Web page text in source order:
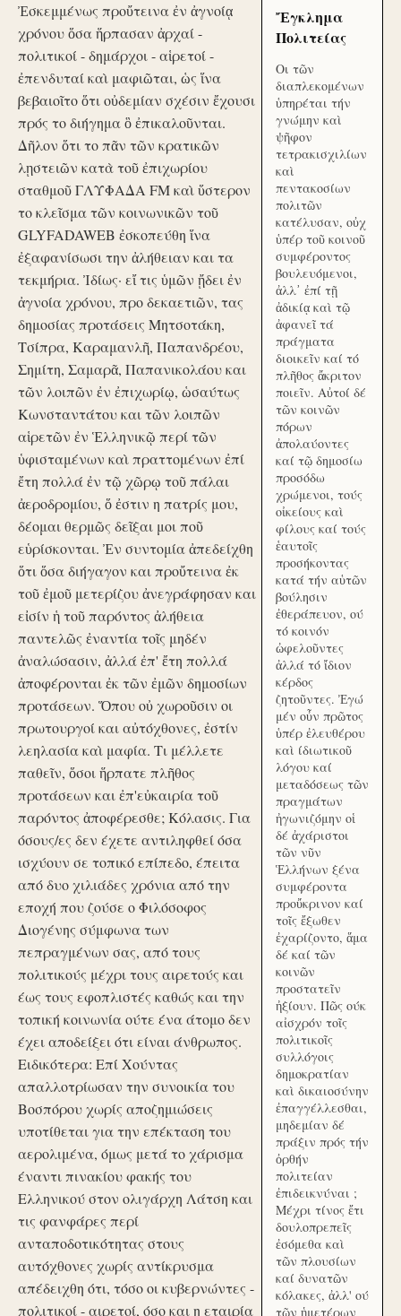
Ἐσκεμμένως προὔτεινα ἐν ἀγνοίᾳ
χρόνου ὅσα ἥρπασαν ἀρχαί -
πολιτικοί - δημάρχοι - αἱρετοί -
ἐπενδυταί καὶ μαφιῶται, ὡς ἵνα
βεβαιοῖτο ὅτι οὐδεμίαν σχέσιν ἔχουσι
πρός το διήγημα ὃ ἐπικαλοῦνται.
Δῆλον ὅτι το πᾶν τῶν κρατικῶν
λῃστειῶν κατὰ τοῦ ἐπιχωρίου
σταθμοῦ ΓΛΥΦΑΔΑ FM καὶ ὕστερον
το κλεῖσμα τῶν κοινωνικῶν τοῦ
GLYFADAWEB ἐσκοπεύθη ἵνα
ἐξαφανίσωσι την ἀλήθειαν και τα
τεκμήρια. Ἰδίως· εἴ τις ὑμῶν ᾔδει ἐν
ἀγνοία χρόνου, προ δεκαετιῶν, τας
δημοσίας προτάσεις Μητσοτάκη,
Τσίπρα, Καραμανλῆ, Παπανδρέου,
Σημίτη, Σαμαρᾶ, Παπανικολάου και
τῶν λοιπῶν ἐν ἐπιχωρίῳ, ὡσαύτως
Κωνσταντάτου και τῶν λοιπῶν
αἱρετῶν ἐν Ἑλληνικῷ περί τῶν
ὑφισταμένων καὶ πραττομένων ἐπί
ἔτη πολλά ἐν τῷ χῶρῳ τοῦ πάλαι
ἀεροδρομίου, ὅ ἐστιν η πατρίς μου,
δέομαι θερμῶς δεῖξαι μοι ποῦ
εὑρίσκονται. Ἐν συντομία ἀπεδείχθη
ὅτι ὅσα διήγαγον και προὔτεινα ἐκ
τοῦ ἐμοῦ μετερίζου ἀνεγράφησαν και
εἰσίν ἡ τοῦ παρόντος ἀλήθεια
παντελῶς ἐναντία τοῖς μηδέν
ἀναλώσασιν, ἀλλά ἐπ' ἔτη πολλά
ἀποφέρονται ἐκ τῶν ἐμῶν δημοσίων
προτάσεων. Ὅπου οὐ χωροῦσιν οι
πρωτουργοί και αὐτόχθονες, ἐστίν
λεηλασία καὶ μαφία. Τι μέλλετε
παθεῖν, ὅσοι ἥρπατε πλῆθος
προτάσεων και ἐπ'εὐκαιρία τοῦ
παρόντος ἀποφέρεσθε; Κόλασις. Για
όσους/ες δεν έχετε αντιληφθεί όσα
ισχύουν σε τοπικό επίπεδο, έπειτα
από δυο χιλιάδες χρόνια από την
εποχή που ζούσε ο Φιλόσοφος
Διογένης σύμφωνα των
πεπραγμένων σας, από τους
πολιτικούς μέχρι τους αιρετούς και
έως τους εφοπλιστές καθώς και την
τοπική κοινωνία ούτε ένα άτομο δεν
έχει αποδείξει ότι είναι άνθρωπος.
Ειδικότερα: Επί Χούντας
απαλλοτρίωσαν την συνοικία του
Βοσπόρου χωρίς αποζημιώσεις
υποτίθεται για την επέκταση του
αερολιμένα, όμως μετά το χάρισμα
έναντι πινακίου φακής του
Ελληνικού στον ολιγάρχη Λάτση και
τις φανφάρες περί
ανταποδοτικότητας στους
αυτόχθονες χωρίς αντίκρυσμα
απέδειχθη ότι, τόσο οι κυβερνώντες -
πολιτικοί - αιρετοί, όσο και η εταιρία
Ἔγκλημα
Πολιτείας
Οι τῶν
διαπλεκομένων
ὑπηρέται τήν
γνώμην καὶ
ψῆφον
τετρακισχιλίων
καὶ
πεντακοσίων
πολιτῶν
κατέλυσαν, οὐχ
ὑπέρ τοῦ κοινοῦ
συμφέροντος
βουλευόμενοι,
ἀλλ᾽ ἐπί τῇ
ἀδικίᾳ καὶ τῷ
ἀφανεῖ τά
πράγματα
διοικεῖν καί τό
πλῆθος ἄκριτον
ποιεῖν. Αὐτοί δέ
τῶν κοινῶν
πόρων
ἀπολαύοντες
καί τῷ δημοσίω
προσόδω
χρώμενοι, τούς
οἰκείους καὶ
φίλους καί τούς
ἑαυτοῖς
προσήκοντας
κατά τήν αὑτῶν
βούλησιν
ἐθεράπευον, ού
τό κοινόν
ὠφελοῦντες
ἀλλά τό ἴδιον
κέρδος
ζητοῦντες. Ἐγώ
μέν οὖν πρῶτος
ὑπέρ ἐλευθέρου
καὶ ίδιωτικοῦ
λόγου καί
μεταδόσεως τῶν
πραγμάτων
ἠγωνιζόμην οἱ
δέ ἀχάριστοι
τῶν νῦν
Ἑλλήνων ξένα
συμφέροντα
προὔκρινον καί
τοῖς ἔξωθεν
ἐχαρίζοντο, ἅμα
δέ καί τῶν
κοινῶν
προστατεῖν
ἠξίουν. Πῶς ούκ
αἰσχρόν τοῖς
πολιτικοῖς
συλλόγοις
δημοκρατίαν
καὶ δικαιοσύνην
ἐπαγγέλλεσθαι,
μηδεμίαν δέ
πράξιν πρός τήν
ὀρθήν
πολιτείαν
ἐπιδεικνύναι ;
Μέχρι τίνος ἔτι
δουλοπρεπεῖς
ἐσόμεθα καὶ
τῶν πλουσίων
καί δυνατῶν
κόλακες, ἀλλ' ού
τῶν ἡμετέρων